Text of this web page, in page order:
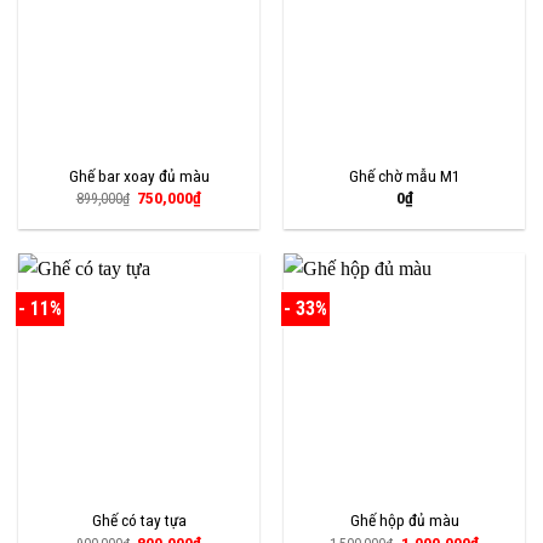
Ghế bar xoay đủ màu
899,000₫ Giá
là:
750,000₫Giá
tại
Ghế chờ mẫu M1
0₫
- 11%
Ghế có tay tựa
- 33%
Ghế hộp đủ màu